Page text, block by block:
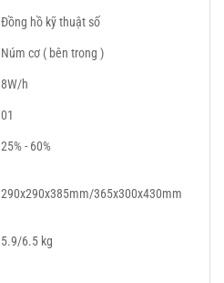
Đồng hồ kỹ thuật số
Núm cơ ( bên trong )
8W/h
01
25% - 60%
290x290x385mm/365x300x430mm
5.9/6.5 kg